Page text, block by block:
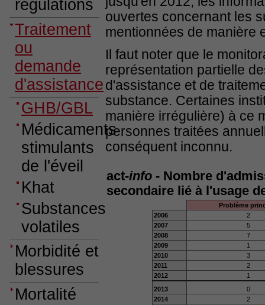
régulations
Traitement
ou
demande
d'assistance
GHB/GBL
Médicaments
stimulants
de l'éveil
Khat
Substances
volatiles
Morbidité et
blessures
Mortalité
ouvertes concernant les
mentionnées de manière
Il faut noter que le
représentation partielle
d'assistance et de
substance. Certaines
manière irrégulière) à ce
personnes traitées
conséquent inconnu.
act-info - Nombre
secondaire lié à l'usage
Problème
2006
2
2007
5
2008
7
2009
1
2010
3
2011
2
2012
1
2013
0
2014
2